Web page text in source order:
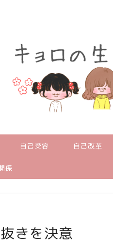
自己受容 自己改革
係
きを決意